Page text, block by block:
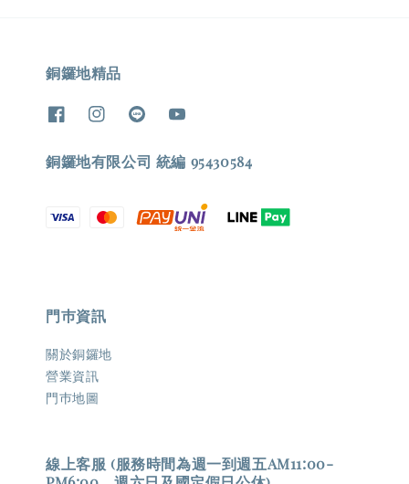
銅鑼地精品
銅鑼地有限公司 統編 95430584
門巿資訊
關於銅鑼地
營業資訊
門巿地圖
線上客服 (服務時間為週一到週五AM11:00-